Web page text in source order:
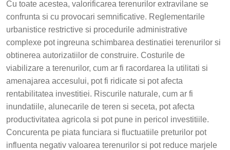
Cu toate acestea, valorificarea terenurilor extravilane se
confrunta si cu provocari semnificative. Reglementarile
urbanistice restrictive si procedurile administrative
complexe pot ingreuna schimbarea destinatiei terenurilor si
obtinerea autorizatiilor de construire. Costurile de
viabilizare a terenurilor, cum ar fi racordarea la utilitati si
amenajarea accesului, pot fi ridicate si pot afecta
rentabilitatea investitiei. Riscurile naturale, cum ar fi
inundatiile, alunecarile de teren si seceta, pot afecta
productivitatea agricola si pot pune in pericol investitiile.
Concurenta pe piata funciara si fluctuatiile preturilor pot
influenta negativ valoarea terenurilor si pot reduce marjele